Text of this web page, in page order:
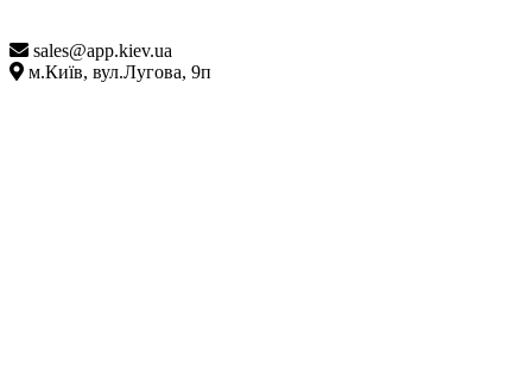
sales@app.kiev.ua
м.Київ, вул.Лугова, 9п